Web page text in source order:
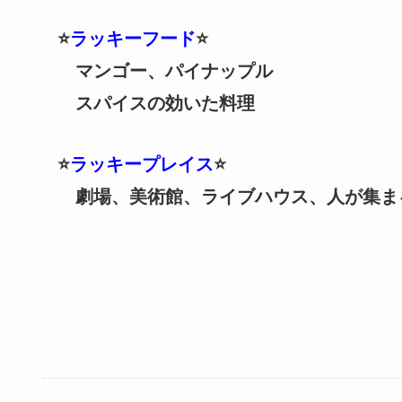
⭐️ラッキーフード⭐️
マンゴー、パイナップル
スパイスの効いた料理
⭐️ラッキープレイス⭐️
劇場、美術館、ライブハウス、人が集ま